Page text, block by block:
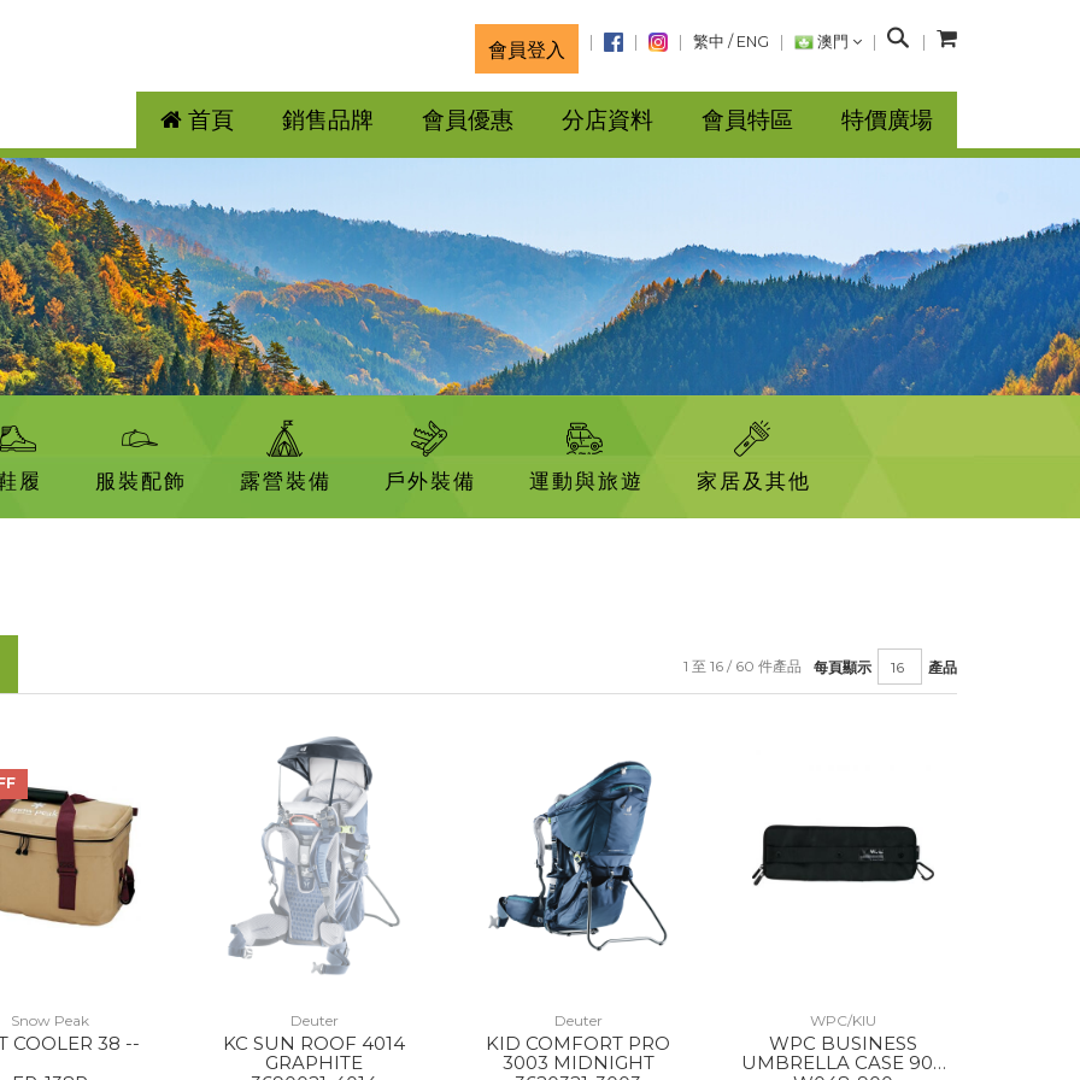
會員登入 繁中 / ENG 澳門
搜
首頁 銷售品牌 會員優惠 分店資料 會員特區 特價廣場
履 服裝配飾 露營裝備 戶外裝備 運動與旅遊 家居及其他
每頁顯示 產品
1 至 16 / 60 件產品
Snow Peak
COOLER 38 --
Deuter
KC SUN ROOF 4014
GRAPHITE
Deuter
KID COMFORT PRO
3003 MIDNIGHT
WPC/KIU
WPC BUSINESS
UMBRELLA CASE 900